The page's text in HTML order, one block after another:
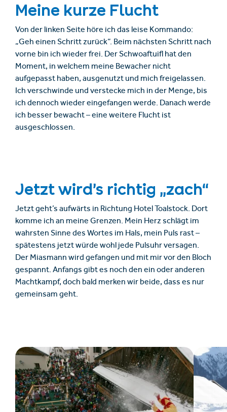
Meine kurze Flucht
Von der linken Seite höre ich das leise Kommando:
„Geh einen Schritt zurück“. Beim nächsten Schritt nach
vorne bin ich wieder frei. Der Schwoaftuifl hat den
Moment, in welchem meine Bewacher nicht
aufgepasst haben, ausgenutzt und mich freigelassen.
Ich verschwinde und verstecke mich in der Menge, bis
ich dennoch wieder eingefangen werde. Danach werde
ich besser bewacht – eine weitere Flucht ist
ausgeschlossen.
Jetzt wird’s richtig „zach“
Jetzt geht’s aufwärts in Richtung Hotel Toalstock. Dort
komme ich an meine Grenzen. Mein Herz schlägt im
wahrsten Sinne des Wortes im Hals, mein Puls rast –
spätestens jetzt würde wohl jede Pulsuhr versagen.
Der Miasmann wird gefangen und mit mir vor den Bloch
gespannt. Anfangs gibt es noch den ein oder anderen
Machtkampf, doch bald merken wir beide, dass es nur
gemeinsam geht.